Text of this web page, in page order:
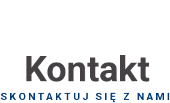
Kontakt
SKONTAKTUJ SIĘ Z NAMI